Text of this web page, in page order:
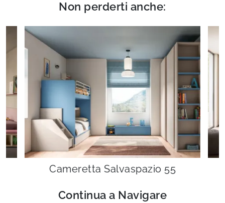
Non perderti anche:
Cameretta Salvaspazio 55
Continua a Navigare